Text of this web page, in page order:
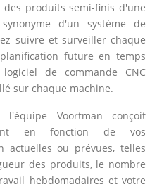
produits semi-finis d'une
d'un système de
suivre et surveiller chaque
future en temps
de commande CNC
sur chaque machine.
l'équipe Voortman conçoit
en fonction de vos
actuelles ou prévues, telles
des produits, le nombre
hebdomadaires et votre